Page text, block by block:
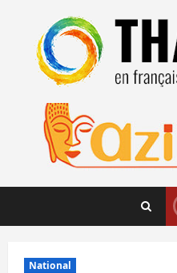
contenu
National